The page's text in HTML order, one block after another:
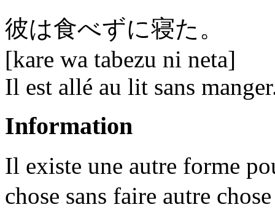
彼は食べずに寝た。
[kare wa tabezu ni neta]
Il est allé au lit sans
Information
Il existe une autre forme
chose sans faire autre